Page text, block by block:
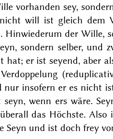
vorhanden sey,
will ist gleich dem
Hinwiederum der Wille,
sondern selber, und
hat; er ist seyend, aber
(
nur insofern er es nicht
wenn ers wäre.
das Höchste.
Seyn und ist doch frey